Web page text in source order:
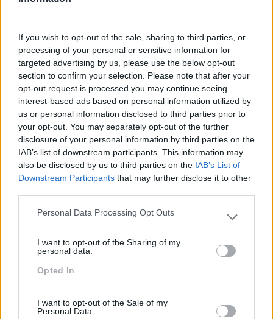
If you wish to opt-out of the sale, sharing to third parties, or
processing of your personal or sensitive information for
targeted advertising by us, please use the below opt-out
section to confirm your selection. Please note that after your
opt-out request is processed you may continue seeing
interest-based ads based on personal information utilized by
us or personal information disclosed to third parties prior to
your opt-out. You may separately opt-out of the further
disclosure of your personal information by third parties on the
IAB’s list of downstream participants. This information may
also be disclosed by us to third parties on the IAB’s List of
Downstream Participants that may further disclose it to other
Please note that this website/app uses one or more Google
not limited to your visit or usage behaviour. You may click to
grant or deny consent to Google and its third-party tags to
use your data for below specified purposes in below Google
Personal Data Processing Opt Outs
I want to opt-out of the Sharing of my
personal data.
Opted In
I want to opt-out of the Sale of my
Personal Data.
Formações ajustadas ao seu
negócio
Provocamos e aceleramos processos de mudança com
a implementação e desenvolvimento de soluções
SABER MAIS